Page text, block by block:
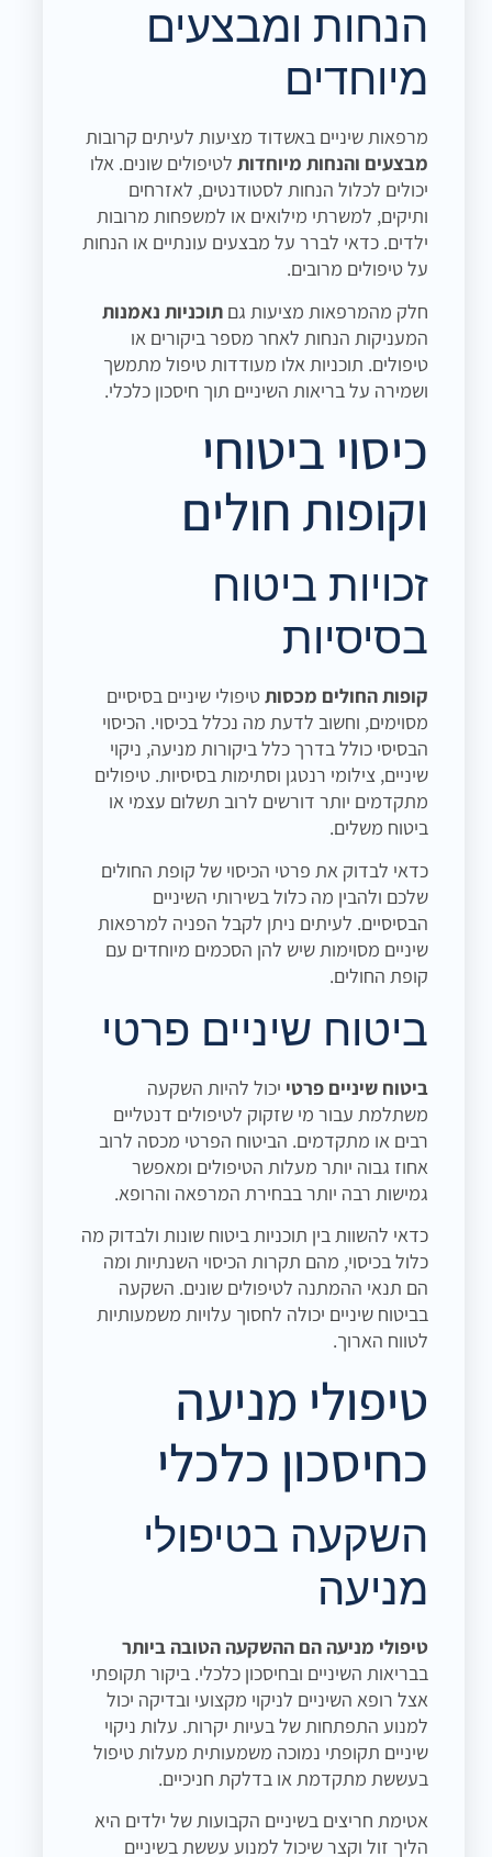
הנחות ומבצעים
מיוחדים
מרפאות שיניים באשדוד מציעות לעיתים קרובות
מבצעים והנחות מיוחדות לטיפולים שונים. אלו
יכולים לכלול הנחות לסטודנטים, לאזרחים
ותיקים, למשרתי מילואים או למשפחות מרובות
ילדים. כדאי לברר על מבצעים עונתיים או הנחות
על טיפולים מרובים.
חלק מהמרפאות מציעות גם תוכניות נאמנות
המעניקות הנחות לאחר מספר ביקורים או
טיפולים. תוכניות אלו מעודדות טיפול מתמשך
ושמירה על בריאות השיניים תוך חיסכון כלכלי.
כיסוי ביטוחי
וקופות חולים
זכויות ביטוח
בסיסיות
קופות החולים מכסותטיפולי שיניים בסיסיים
מסוימים, וחשוב לדעת מה נכלל בכיסוי. הכיסוי
הבסיסי כולל בדרך כלל ביקורות מניעה, ניקוי
שיניים, צילומי רנטגן וסתימות בסיסיות. טיפולים
מתקדמים יותר דורשים לרוב תשלום עצמי או
ביטוח משלים.
כדאי לבדוק את פרטי הכיסוי של קופת החולים
שלכם ולהבין מה כלול בשירותי השיניים
הבסיסיים. לעיתים ניתן לקבל הפניה למרפאות
שיניים מסוימות שיש להן הסכמים מיוחדים עם
קופת החולים.
ביטוח שיניים פרטי
ביטוח שיניים פרטי יכול להיות השקעה
משתלמת עבור מי שזקוק לטיפולים דנטליים
רבים או מתקדמים. הביטוח הפרטי מכסה לרוב
אחוז גבוה יותר מעלות הטיפולים ומאפשר
גמישות רבה יותר בבחירת המרפאה והרופא.
כדאי להשוות בין תוכניות ביטוח שונות ולבדוק מה
כלול בכיסוי, מהם תקרות הכיסוי השנתיות ומה
הם תנאי ההמתנה לטיפולים שונים. השקעה
בביטוח שיניים יכולה לחסוך עלויות משמעותיות
לטווח הארוך.
טיפולי מניעה
כחיסכון כלכלי
השקעה בטיפולי
מניעה
טיפולי מניעה הם ההשקעה הטובה ביותר
בבריאות השיניים ובחיסכון כלכלי. ביקור תקופתי
אצל רופא השיניים לניקוי מקצועי ובדיקה יכול
למנוע התפתחות של בעיות יקרות. עלות ניקוי
שיניים תקופתי נמוכה משמעותית מעלות טיפול
בעששת מתקדמת או בדלקת חניכיים.
אטימת חריצים בשיניים הקבועות של ילדים היא
הליך זול וקצר שיכול למנוע עששת בשיניים